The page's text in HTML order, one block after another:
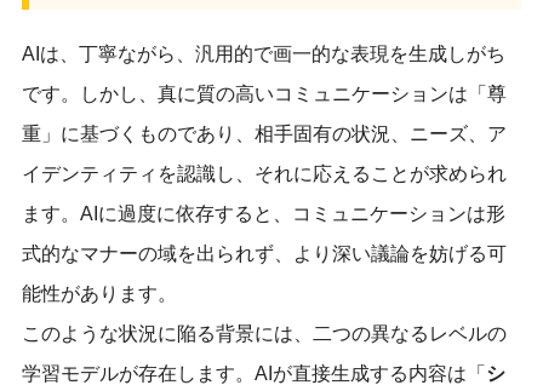
AIは、丁寧ながら、汎用的で画一的な表現を生成しがち
です。しかし、真に質の高いコミュニケーションは「尊
重」に基づくものであり、相手固有の状況、ニーズ、ア
イデンティティを認識し、それに応えることが求められ
ます。 AIに過度に依存すると、コミュニケーションは形
式的なマナーの域を出られず、より深い議論を妨げる可
能性があります。
このような状況に陥る背景には、二つの異なるレベルの
学習モデルが存在します。AIが直接生成する内容は「 シ